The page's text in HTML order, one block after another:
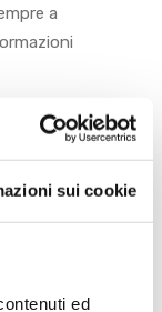
sui cookie
ed
a